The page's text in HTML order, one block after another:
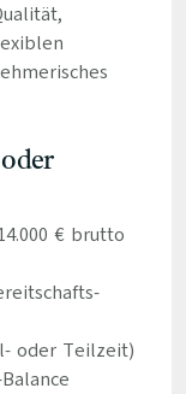
€ brutto
oder Teilzeit)